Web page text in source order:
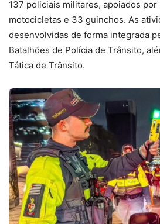
137 policiais militares, apoiados por
motocicletas e 33 guinchos. As
desenvolvidas de forma integrada
Batalhões de Polícia de Trânsito,
Tática de Trânsito.